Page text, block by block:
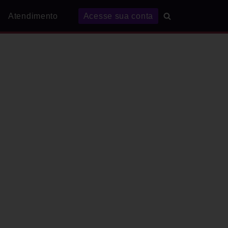
Atendimento Acesse sua conta